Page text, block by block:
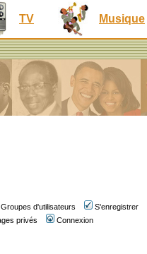
TV Musique
Groupes d'utilisateurs
S'enregistrer
privés Connexion